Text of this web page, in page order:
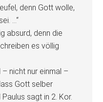
denn Gott wolle,
…“
absurd, denn die
es völlig
nicht nur einmal –
Gott selber
sagt in 2. Kor.